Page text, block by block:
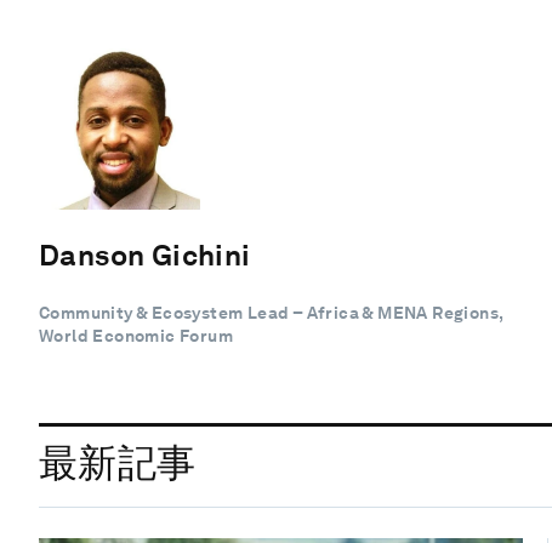
Danson Gichini
Community & Ecosystem Lead – Africa & MENA Regions,
World Economic Forum
最新記事